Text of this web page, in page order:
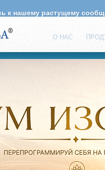
О НАС
к нашему растущему